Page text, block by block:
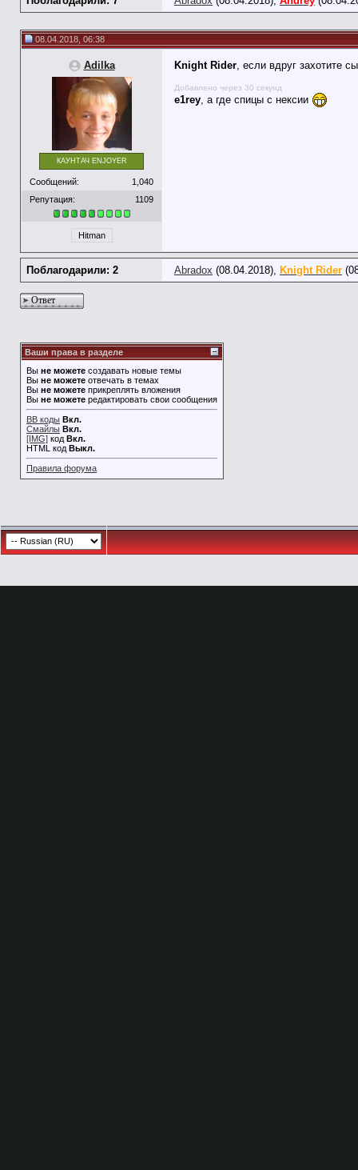
08.04.2018, 06:38
Adilka
КАУНТАЧ ENJOYER
Сообщений:
1,040
Репутация:
1109
Hitman
Knight Rider, если вдруг захотите
Добавлено через 30 секунд
e1rey , а где спицы с нексии
Поблагодарили: 2 Abradox (08.04.2018), Knight Rider
Ответ
Ваши права в разделе
Вы не можете создавать новые темы
Вы не можете отвечать в темах
Вы не можете прикреплять вложения
Вы не можете редактировать свои сообщения
BB коды Вкл.
Смайлы Вкл.
[IMG] код Вкл.
HTML код Выкл.
Правила форума